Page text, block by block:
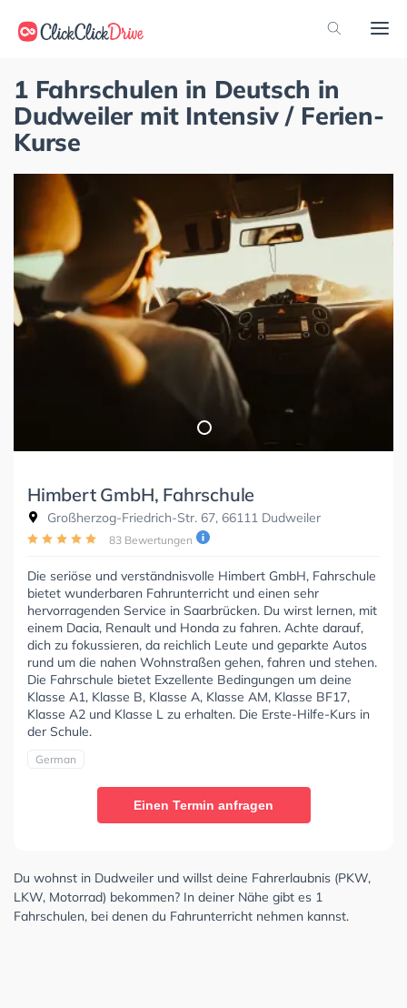
1 Fahrschulen in Deutsch in
Dudweiler mit Intensiv / Ferien-
Kurse
Himbert GmbH, Fahrschule
Großherzog-Friedrich-Str. 67, 66111 Dudweiler
83 Bewertungen
Die seriöse und verständnisvolle Himbert GmbH, Fahrschule
bietet wunderbaren Fahrunterricht und einen sehr
hervorragenden Service in Saarbrücken. Du wirst lernen, mit
einem Dacia, Renault und Honda zu fahren. Achte darauf,
dich zu fokussieren, da reichlich Leute und geparkte Autos
rund um die nahen Wohnstraßen gehen, fahren und stehen.
Die Fahrschule bietet Exzellente Bedingungen um deine
Klasse A1, Klasse B, Klasse A, Klasse AM, Klasse BF17,
Klasse A2 und Klasse L zu erhalten. Die Erste-Hilfe-Kurs in
der Schule.
German
Einen Termin anfragen
Du wohnst in Dudweiler und willst deine Fahrerlaubnis (PKW,
LKW, Motorrad) bekommen? In deiner Nähe gibt es 1
Fahrschulen, bei denen du Fahrunterricht nehmen kannst.